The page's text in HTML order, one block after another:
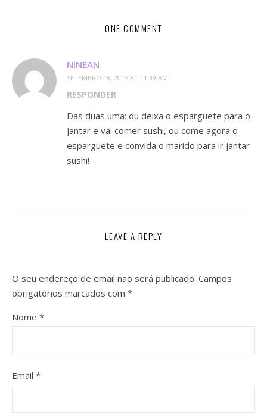
ONE COMMENT
NINEAN
SETEMBRO 18, 2015 AT 11:39 AM
RESPONDER
Das duas uma: ou deixa o esparguete para o
jantar e vai comer sushi, ou come agora o
esparguete e convida o marido para ir jantar
sushi!
LEAVE A REPLY
O seu endereço de email não será publicado. Campos
obrigatórios marcados com *
Nome *
Email *